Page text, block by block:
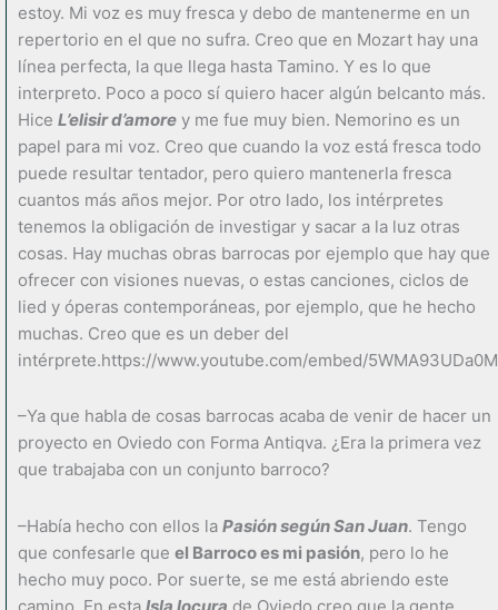
estoy. Mi voz es muy fresca y debo de mantenerme en un
repertorio en el que no sufra. Creo que en Mozart hay una
línea perfecta, la que llega hasta Tamino. Y es lo que
interpreto. Poco a poco sí quiero hacer algún belcanto más.
Hice L’elisir d’amore y me fue muy bien. Nemorino es un
papel para mi voz. Creo que cuando la voz está fresca todo
puede resultar tentador, pero quiero mantenerla fresca
cuantos más años mejor. Por otro lado, los intérpretes
tenemos la obligación de investigar y sacar a la luz otras
cosas. Hay muchas obras barrocas por ejemplo que hay que
ofrecer con visiones nuevas, o estas canciones, ciclos de
lied y óperas contemporáneas, por ejemplo, que he hecho
muchas. Creo que es un deber del
intérprete.https://www.youtube.com/embed/5WMA93UDa0M
–Ya que habla de cosas barrocas acaba de venir de hacer un
proyecto en Oviedo con Forma Antiqva. ¿Era la primera vez
que trabajaba con un conjunto barroco?
–Había hecho con ellos la Pasión según San Juan. Tengo
que confesarle que el Barroco es mi pasión, pero lo he
hecho muy poco. Por suerte, se me está abriendo este
camino. En esta Isla locura de Oviedo creo que la gente